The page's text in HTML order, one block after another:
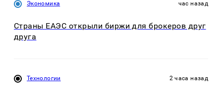
Экономика час назад
Страны ЕАЭС открыли биржи для брокеров друг
друга
Технологии 2 часа назад